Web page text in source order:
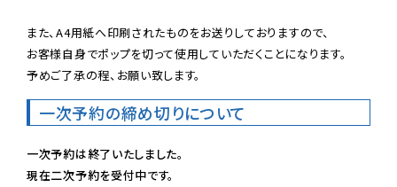
また、A4用紙へ印刷されたものをお送りしておりますので、
お客様自身でポップを切って使用していただくことになります。
予めご了承の程、お願い致します。
一次予約の締め切りについて
一次予約は終了いたしました。
現在二次予約を受付中です。